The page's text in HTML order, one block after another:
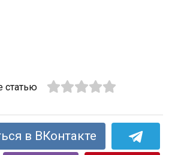
статью
в ВКонтакте